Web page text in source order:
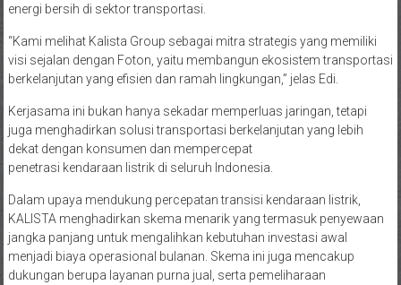
energi bersih di sektor transportasi.
“Kami melihat Kalista Group sebagai mitra strategis yang memiliki
visi sejalan dengan Foton, yaitu membangun ekosistem transportasi
berkelanjutan yang efisien dan ramah lingkungan,” jelas Edi.
Kerjasama ini bukan hanya sekadar memperluas jaringan, tetapi
juga menghadirkan solusi transportasi berkelanjutan yang lebih
dekat dengan konsumen dan mempercepat
penetrasi kendaraan listrik di seluruh Indonesia.
Dalam upaya mendukung percepatan transisi kendaraan listrik,
KALISTA menghadirkan skema menarik yang termasuk penyewaan
jangka panjang untuk mengalihkan kebutuhan investasi awal
menjadi biaya operasional bulanan. Skema ini juga mencakup
dukungan berupa layanan purna jual, serta pemeliharaan